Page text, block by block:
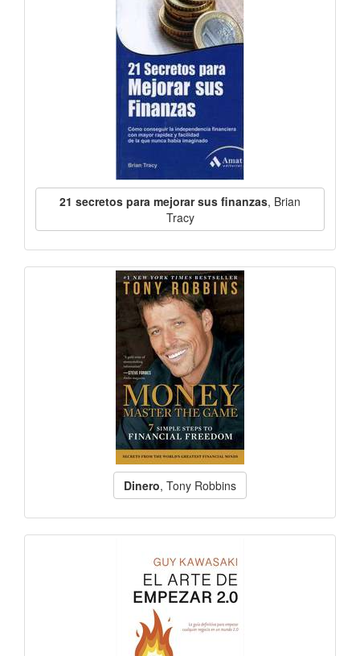
21 secretos para mejorar sus finanzas, Brian
Tracy
Dinero, Tony Robbins